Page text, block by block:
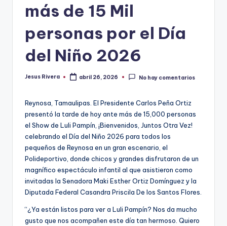
más de 15 Mil
personas por el Día
del Niño 2026
Publicado
Jesus Rivera abril 26, 2026 No hay comentarios
Reynosa, Tamaulipas. El Presidente Carlos Peña Ortiz
presentó la tarde de hoy ante más de 15,000 personas
el Show de Luli Pampín, ¡Bienvenidos, Juntos Otra Vez!
celebrando el Día del Niño 2026 para todos los
pequeños de Reynosa en un gran escenario, el
Polideportivo, donde chicos y grandes disfrutaron de un
magnífico espectáculo infantil al que asistieron como
invitadas la Senadora Maki Esther Ortiz Domínguez y la
Diputada Federal Casandra Priscila De los Santos Flores.
“¿Ya están listos para ver a Luli Pampín? Nos da mucho
gusto que nos acompañen este día tan hermoso. Quiero